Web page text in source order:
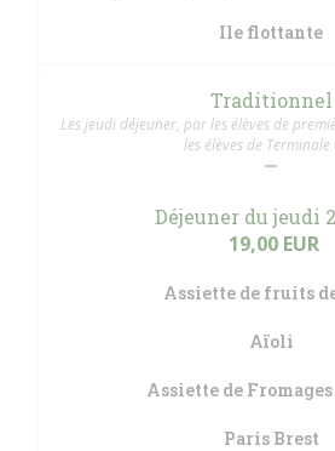
Ile flottante
Traditionnel
Les jeudi déjeuner, par les élèves de
les élèves de Terminale
Déjeuner du jeudi
19,00 EUR
Assiette de fruits
Aïoli
Assiette de
Paris Brest